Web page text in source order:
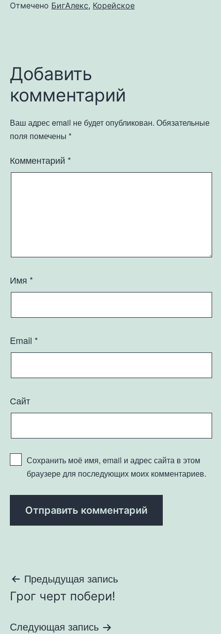
Отмечено БигАлекс, Корейское
Добавить
комментарий
Ваш адрес email не будет опубликован. Обязательные
поля помечены *
Комментарий *
Имя *
Email *
Сайт
Сохранить моё имя, email и адрес сайта в этом
браузере для последующих моих комментариев.
Навигация
по
записям
Предыдущая запись
Грог черт побери!
Следующая запись